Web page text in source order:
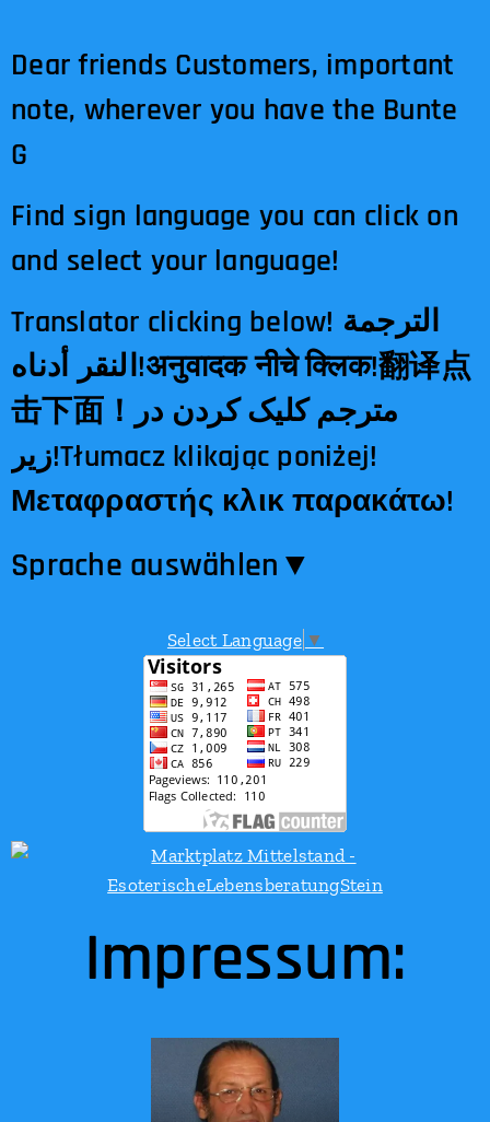
Dear friends Customers, important
note, wherever you have the Bunte
G
Find sign language you can click on
and select your language!
Translator clicking below! الترجمة
النقر أدناه!अनुवादक नीचे क्लिक!翻译点
击下面！مترجم کلیک کردن در
زیر!Tłumacz klikając poniżej!
Μεταφραστής κλικ παρακάτω!
Sprache auswählen​▼
Select Language ▼
Impressum: